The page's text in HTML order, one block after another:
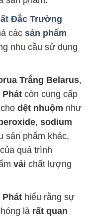
Đắc Trường
các sản phẩm
nhu cầu sử dụng
Trắng Belarus,
còn cung cấp
dệt nhuộm như
, sodium
sản phẩm khác,
quá trình
vải chất lượng
hiểu rằng sự
là rất quan